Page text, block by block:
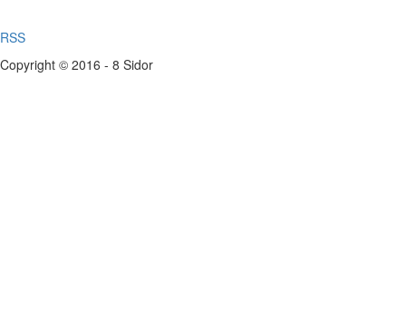
RSS
Copyright © 2016 - 8 Sidor